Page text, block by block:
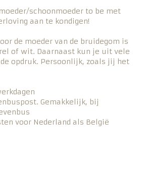
schoonmoeder to be met
aan te kondigen!
de moeder van de bruidegom is
of wit. Daarnaast kun je uit vele
opdruk. Persoonlijk, zoals jij het
Gemakkelijk, bij
voor Nederland als België